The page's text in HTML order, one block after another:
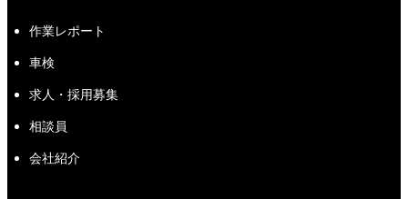
作業レポート
車検
求人・採用募集
相談員
会社紹介